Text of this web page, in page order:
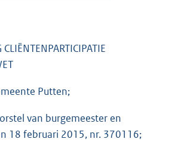
Putten;
van burgemeester en
18 februari 2015, nr. 370116;